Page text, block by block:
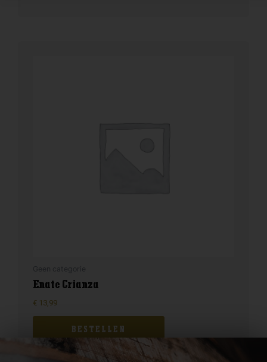
Enate Crianza
€ 13,99
BESTELLEN